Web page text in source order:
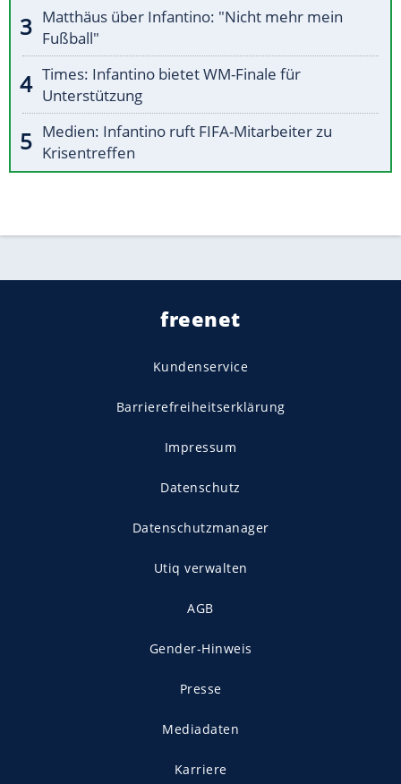
Matthäus über Infantino: "Nicht mehr mein
Fußball"
Times: Infantino bietet WM-Finale für
Unterstützung
Medien: Infantino ruft FIFA-Mitarbeiter zu
Krisentreffen
freenet
Kundenservice
Barrierefreiheitserklärung
Impressum
Datenschutz
Datenschutzmanager
Utiq verwalten
AGB
Gender-Hinweis
Presse
Mediadaten
Karriere